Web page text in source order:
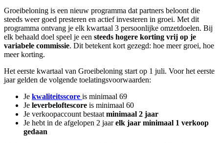
Groeibeloning is een nieuw programma dat partners beloont die
steeds weer goed presteren en actief investeren in groei. Met dit
programma ontvang je elk kwartaal 3 persoonlijke omzetdoelen. Bij
elk behaald doel speel je een steeds hogere korting vrij op je
variabele commissie. Dit betekent kort gezegd: hoe meer groei, hoe
meer korting.
Het eerste kwartaal van Groeibeloning start op 1 juli. Voor het eerste
jaar gelden de volgende toelatingsvoorwaarden:
Je kwaliteitsscore is minimaal 69
Je leverbeloftescore is minimaal 60
Je verkoopaccount bestaat minimaal 2 jaar
Je hebt in de afgelopen 2 jaarelk jaar minimaal 1 verkoop
gedaan